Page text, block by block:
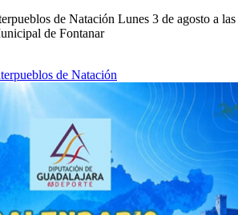
de Natación Lunes 3 de agosto a las
de Fontanar
de Natación